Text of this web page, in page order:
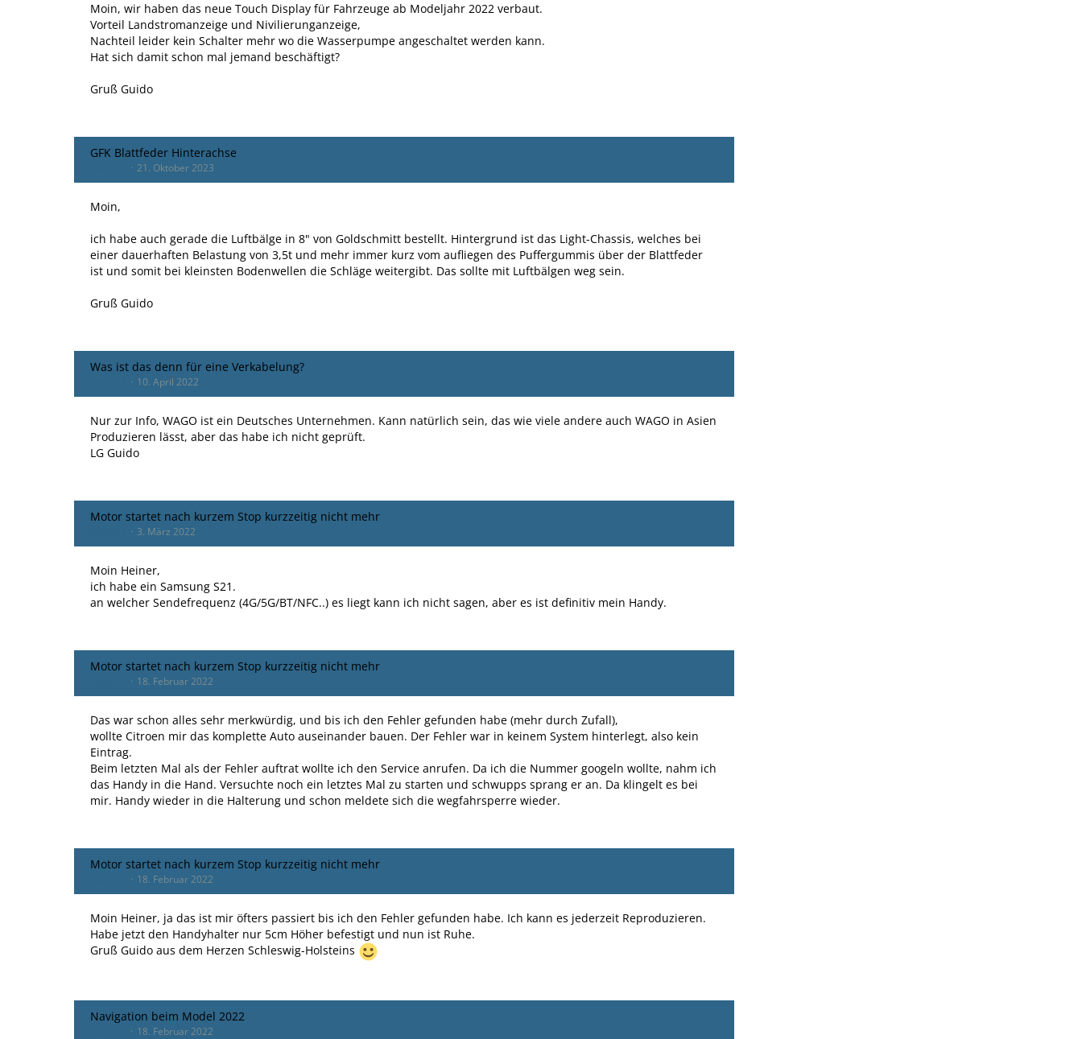
Moin, wir haben das neue Touch Display für Fahrzeuge ab Modeljahr 2022 verbaut.
Vorteil Landstromanzeige und Nivilierunganzeige,
Nachteil leider kein Schalter mehr wo die Wasserpumpe angeschaltet werden kann.
Hat sich damit schon mal jemand beschäftigt?
Gruß Guido
GFK Blattfeder Hinterachse
21. Oktober 2023
Moin,
ich habe auch gerade die Luftbälge in 8" von Goldschmitt bestellt. Hintergrund ist das Light-Chassis, welches bei
einer dauerhaften Belastung von 3,5t und mehr immer kurz vom aufliegen des Puffergummis über der Blattfeder
ist und somit bei kleinsten Bodenwellen die Schläge weitergibt. Das sollte mit Luftbälgen weg sein.
Gruß Guido
Was ist das denn für eine Verkabelung?
10. April 2022
Nur zur Info, WAGO ist ein Deutsches Unternehmen. Kann natürlich sein, das wie viele andere auch WAGO in Asien
Produzieren lässt, aber das habe ich nicht geprüft.
LG Guido
Motor startet nach kurzem Stop kurzzeitig nicht mehr
3. März 2022
Moin Heiner,
ich habe ein Samsung S21.
an welcher Sendefrequenz (4G/5G/BT/NFC..) es liegt kann ich nicht sagen, aber es ist definitiv mein Handy.
Motor startet nach kurzem Stop kurzzeitig nicht mehr
18. Februar 2022
Das war schon alles sehr merkwürdig, und bis ich den Fehler gefunden habe (mehr durch Zufall),
wollte Citroen mir das komplette Auto auseinander bauen. Der Fehler war in keinem System hinterlegt, also kein
Eintrag.
Beim letzten Mal als der Fehler auftrat wollte ich den Service anrufen. Da ich die Nummer googeln wollte, nahm ich
das Handy in die Hand. Versuchte noch ein letztes Mal zu starten und schwupps sprang er an. Da klingelt es bei
mir. Handy wieder in die Halterung und schon meldete sich die wegfahrsperre wieder.
Motor startet nach kurzem Stop kurzzeitig nicht mehr
18. Februar 2022
Moin Heiner, ja das ist mir öfters passiert bis ich den Fehler gefunden habe. Ich kann es jederzeit Reproduzieren.
Habe jetzt den Handyhalter nur 5cm Höher befestigt und nun ist Ruhe.
Gruß Guido aus dem Herzen Schleswig-Holsteins
Navigation beim Model 2022
18. Februar 2022